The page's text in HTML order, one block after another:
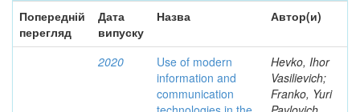
Попередній
перегляд
Дата
випуску
Назва Автор(и)
2020
Use of modern
information and
communication
Hevko, Ihor
Vasilievich;
Franko, Yuri